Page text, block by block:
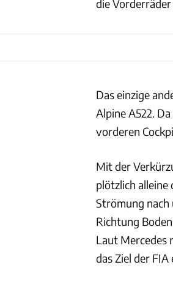
die Vorderräder
Das einzige
Alpine A522.
vorderen
Mit der
plötzlich alleine
Strömung nach
Richtung
Laut Mercedes
das Ziel der FIA